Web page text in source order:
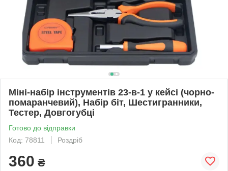
Міні-набір інструментів 23-в-1 у кейсі (чорно-
помаранчевий), Набір біт, Шестигранники,
Тестер, Довгогубці
Готово до відправки
Код: 78811
Роздріб
360 ₴